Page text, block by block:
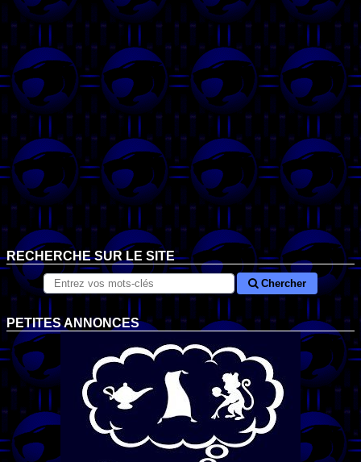
RECHERCHE SUR LE SITE
Chercher
PETITES ANNONCES